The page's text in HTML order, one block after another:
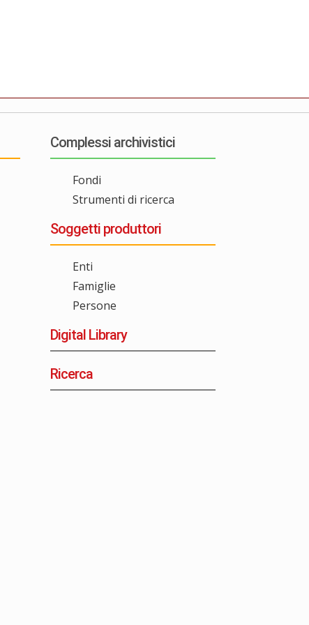
Complessi archivistici
Fondi
Strumenti di ricerca
Soggetti produttori
Enti
Famiglie
Persone
Digital Library
Ricerca